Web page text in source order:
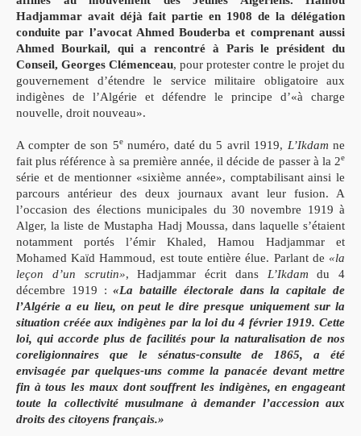
Hadjammar avait déjà fait partie en 1908 de la délégation
conduite par l’avocat Ahmed Bouderba et comprenant aussi
Ahmed Bourkail, qui a rencontré à Paris le président du
Conseil, Georges Clémenceau, pour protester contre le projet du
gouvernement d’étendre le service militaire obligatoire aux
indigènes de l’Algérie et défendre le principe d’«à charge
nouvelle, droit nouveau».
A compter de son 5enuméro, daté du 5 avril 1919, L’Ikdam ne
fait plus référence à sa première année, il décide de passer à la 2e
série et de mentionner «sixième année», comptabilisant ainsi le
parcours antérieur des deux journaux avant leur fusion. A
l’occasion des élections municipales du 30 novembre 1919 à
Alger, la liste de Mustapha Hadj Moussa, dans laquelle s’étaient
notamment portés l’émir Khaled, Hamou Hadjammar et
Mohamed Kaïd Hammoud, est toute entière élue. Parlant de «la
leçon d’un scrutin», Hadjammar écrit dans L’Ikdamdu 4
décembre 1919 :«La bataille électorale dans la capitale de
l’Algérie a eu lieu, on peut le dire presque uniquement sur la
situation créée aux indigènes par la loi du 4 février 1919. Cette
loi, qui accorde plus de facilités pour la naturalisation de nos
coreligionnaires que le sénatus-consulte de 1865, a été
envisagée par quelques-uns comme la panacée devant mettre
fin à tous les maux dont souffrent les indigènes, en engageant
toute la collectivité musulmane à demander l’accession aux
droits des citoyens français.»